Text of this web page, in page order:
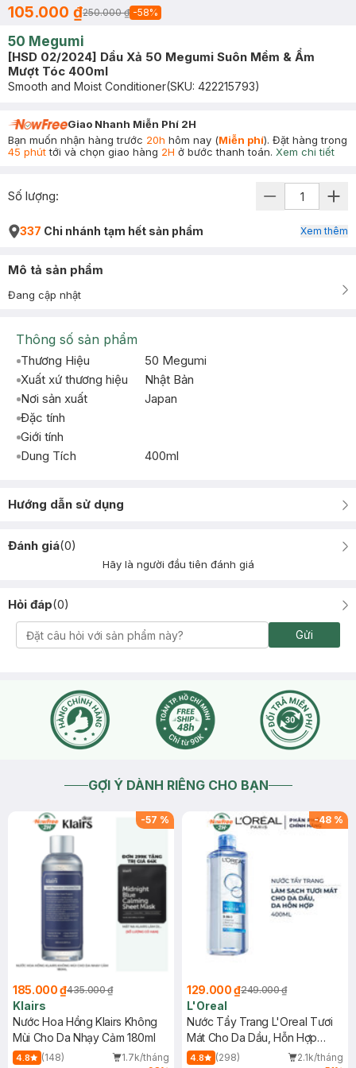
105.000 ₫250.000 ₫ -58%
50 Megumi
[HSD 02/2024] Dầu Xả 50 Megumi Suôn Mềm & Ẩm
Mượt Tóc 400ml
Smooth and Moist Conditioner(SKU: 422215793)
Giao Nhanh Miễn Phí 2H
Bạn muốn nhận hàng trước 20h hôm nay (Miễn phí). Đặt hàng trong
45 phúttới và chọn giao hàng 2H ở bước thanh toán. Xem chi tiết
Số lượng:
337 Chi nhánh tạm hết sản phẩm Xem thêm
Mô tả sản phẩm
Đang cập nhật
Thông số sản phẩm
Thương Hiệu
50 Megumi
Xuất xứ thương hiệu
Nhật Bản
Nơi sản xuất
Japan
Đặc tính
Giới tính
Dung Tích
400ml
Hướng dẫn sử dụng
Đánh giá(0)
Hãy là người đầu tiên đánh giá
Hỏi đáp(0)
Gửi
GỢI Ý DÀNH RIÊNG CHO BẠN
-57 %
185.000 ₫435.000 ₫
Klairs
Nước Hoa Hồng Klairs Không
Mùi Cho Da Nhạy Cảm 180ml
4.8 (148)
1.7k/tháng
-48 %
129.000 ₫249.000 ₫
L'Oreal
Nước Tẩy Trang L'Oreal Tươi
Mát Cho Da Dầu, Hỗn Hợp
400ml
4.8 (298)
2.1k/tháng